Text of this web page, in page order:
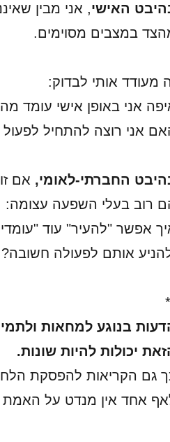
האישי, אני מבין
במצבים מסוימים.
מעודד אותי לבדוק:
אני באופן אישי עומד
אני רוצה להתחיל לפעול
החברתי-לאומי, אם
רוב בעלי השפעה עצומה:
אפשר "להעיר" עוד
אותם לפעולה חשובה?
בנוגע למחאות
יכולות להיות שונות.
גם הקריאות להפסקת
אחד אין מנדט על האמת